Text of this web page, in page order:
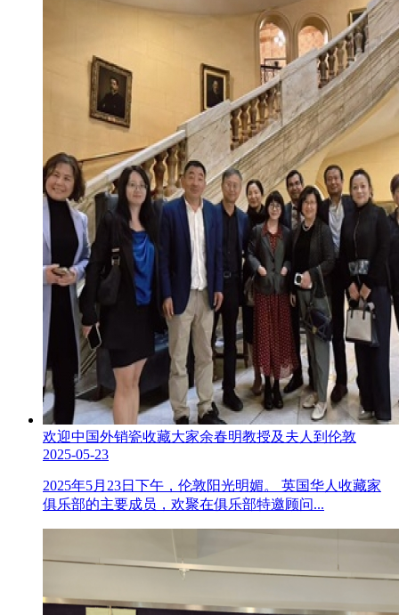
欢迎中国外销瓷收藏大家余春明教授及夫人到伦敦
2025-05-23
2025年5月23日下午，伦敦阳光明媚。 英国华人收藏家
俱乐部的主要成员，欢聚在俱乐部特邀顾问...